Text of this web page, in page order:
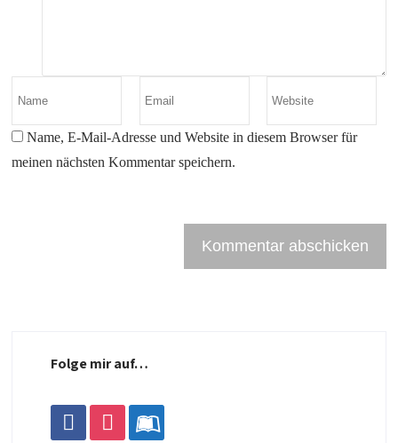
Name, E-Mail-Adresse und Website in diesem Browser für
meinen nächsten Kommentar speichern.
Folge mir auf…
facebookinstagramleanpub